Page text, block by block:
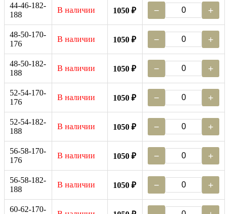
44-46-182-
188
В наличии 1050 ₽ − +
48-50-170-
176
В наличии 1050 ₽ − +
48-50-182-
188
В наличии 1050 ₽ − +
52-54-170-
176
В наличии 1050 ₽ − +
52-54-182-
188
В наличии 1050 ₽ − +
56-58-170-
176
В наличии 1050 ₽ − +
56-58-182-
188
В наличии 1050 ₽ − +
60-62-170-